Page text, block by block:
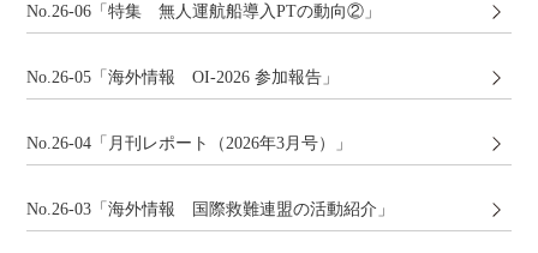
No.26-06「特集 無人運航船導入PTの動向②」
No.26-05「海外情報 OI-2026 参加報告」
No.26-04「月刊レポート（2026年3月号）」
No.26-03「海外情報 国際救難連盟の活動紹介」